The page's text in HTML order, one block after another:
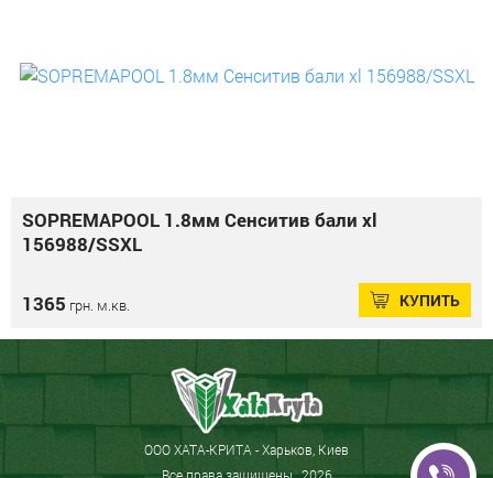
SOPREMAPOOL 1.8мм Сенситив бали xl
156988/SSXL
1365 грн. м.кв. КУПИТЬ
ООО ХАТА-КРИТА - Харьков, Киев